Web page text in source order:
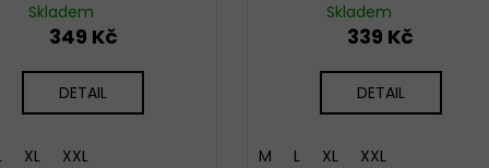
Skladem
349 Kč
DETAIL
XL XXL
Skladem
339 Kč
DETAIL
M L XL XXL